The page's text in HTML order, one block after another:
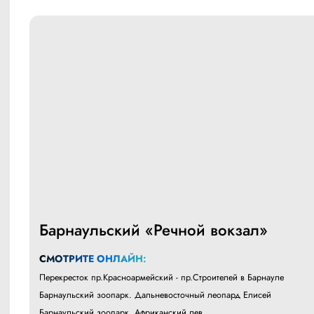
Барнаульский «Речной вокзал»
СМОТРИТЕ ОНЛАЙН:
Перекресток пр.Красноармейский - пр.Строителей в Барнауле
Барнаульский зоопарк. Дальневосточный леопард Елисей